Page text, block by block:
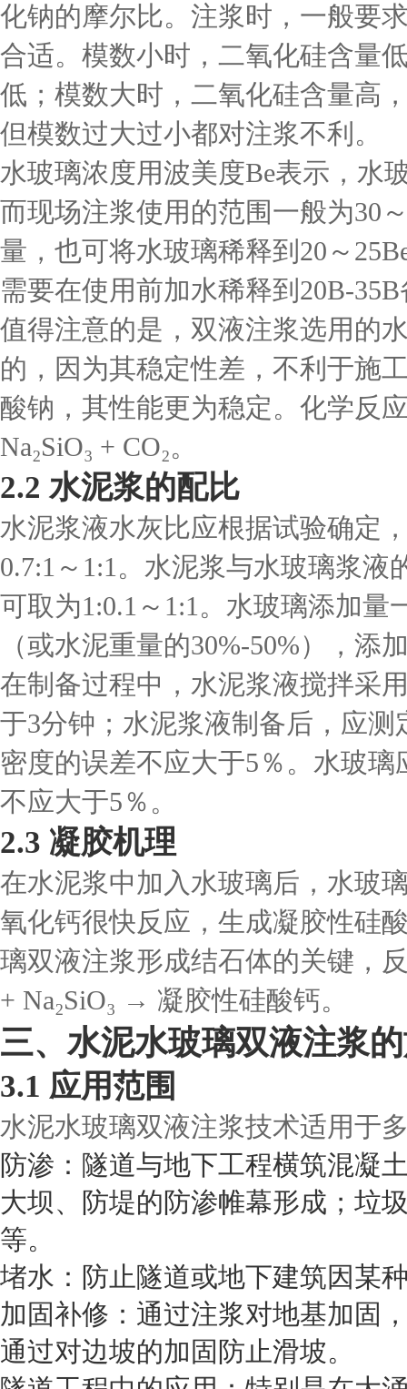
化钠的摩尔比。注浆时，一般要
合适。模数小时，二氧化硅含量
低；模数大时，二氧化硅含量高
但模数过大过小都对注浆不利。
水玻璃浓度用波美度Be表示，水
而现场注浆使用的范围一般为30
量，也可将水玻璃稀释到20～
需要在使用前加水稀释到20B-
值得注意的是，双液注浆选用的
的，因为其稳定性差，不利于施
酸钠，其性能更为稳定。化学反
Na₂SiO₃ + CO₂。
2.2 水泥浆的配比
水泥浆液水灰比应根据试验确定
0.7:1～1:1。水泥浆与水玻璃浆
可取为1:0.1～1:1。水玻璃添加量
（或水泥重量的30%-50%），添
在制备过程中，水泥浆液搅拌采
于3分钟；水泥浆液制备后，应
密度的误差不应大于5％。水玻
不应大于5％。
2.3 凝胶机理
在水泥浆中加入水玻璃后，水玻
氧化钙很快反应，生成凝胶性硅
璃双液注浆形成结石体的关键，反
+ Na₂SiO₃ → 凝胶性硅酸钙。
三、水泥水玻璃双液注浆
3.1 应用范围
水泥水玻璃双液注浆技术适用于
防渗：隧道与地下工程横筑混凝
大坝、防堤的防渗帷幕形成；垃
等。
堵水：防止隧道或地下建筑因某
加固补修：通过注浆对地基加固
通过对边坡的加固防止滑坡。